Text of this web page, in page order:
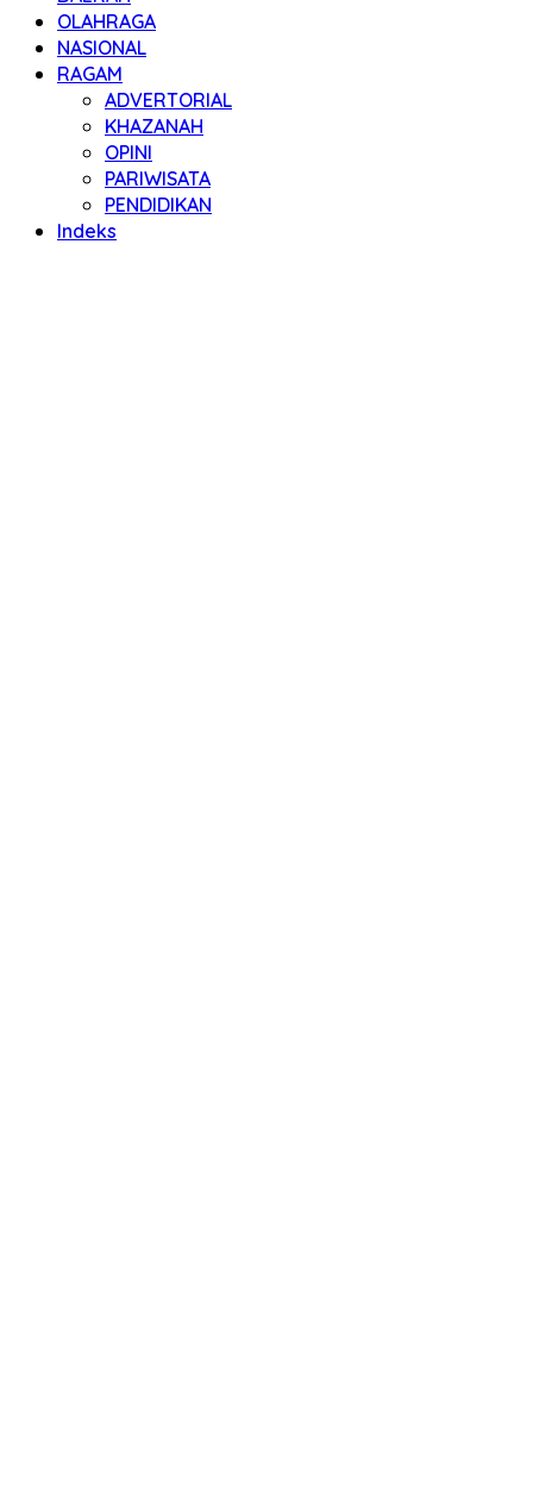
OLAHRAGA
NASIONAL
RAGAM
ADVERTORIAL
KHAZANAH
OPINI
PARIWISATA
PENDIDIKAN
Indeks